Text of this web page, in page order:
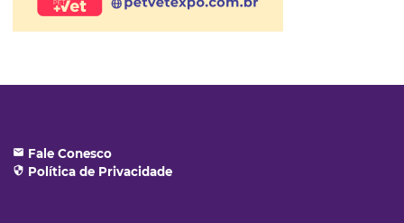
email Fale Conesco
security Política de Privacidade